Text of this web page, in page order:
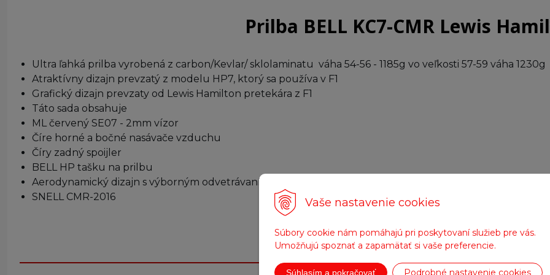
Vaše nastavenie cookies
Súbory cookie nám pomáhajú pri poskytovaní služieb pre vás.
Umožňujú spoznať a zapamätať si vaše preferencie.
Súhlasím a pokračovať Podrobné nastavenie cookies
Prilba BELL KC7-CMR Lewis
Ultra ľahká prilba vyrobená z carbon/Kevlar/ sklolaminatu váha 54-56 - 1185g vo veľkosti 57-59 váha 1230g
Atraktívny dizajn prevzatý z modelu HP7, ktorý sa používa v F1
Grafický dizajn prevzaty od Lewis Hamilton pretekára z F1
Táto sada obsahuje
ML červený SE07 - 2mm vízor
Číre horné a bočné nasávače vzduchu
Číry zadný spoijler
BELL HP tašku na prilbu
Aerodynamický dizajn s výborným odvetrávaním Dvojitý visor proti zahmlievaniu
SNELL CMR-2016